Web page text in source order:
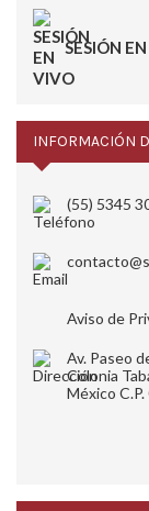
SESIÓN
INFORMACIÓN
(55) 5345
Aviso de
Av. Paseo
Colonia
México